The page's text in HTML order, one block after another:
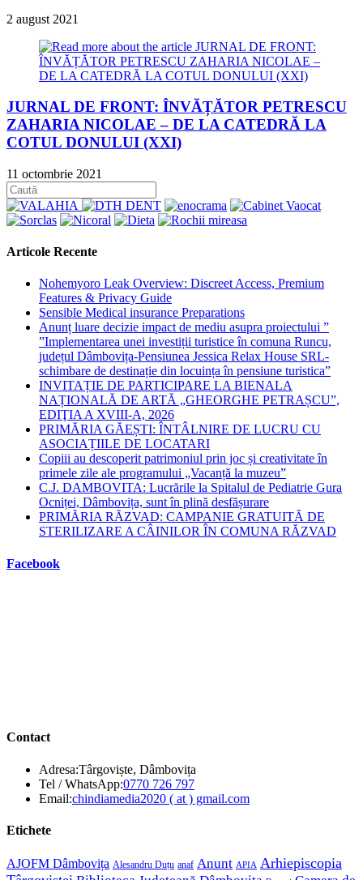
2 august 2021
JURNAL DE FRONT: ÎNVĂȚĂTOR PETRESCU
ZAHARIA NICOLAE – DE LA CATEDRĂ LA
COTUL DONULUI (XXI)
11 octombrie 2021
Articole Recente
Nohemyoro Leak Overview: Discreet Access, Premium
Features & Privacy Guide
Sensible Medical insurance Preparations
Anunț luare decizie impact de mediu asupra proiectului ”
”Implementarea unei investiții turistice în comuna Runcu,
județul Dâmbovița-Pensiunea Jessica Relax House SRL-
schimbare de destinație din locuința în pensiune turistica”
INVITAȚIE DE PARTICIPARE LA BIENALA
NAȚIONALĂ DE ARTĂ „GHEORGHE PETRAȘCU”,
EDIŢIA A XVIII-A, 2026
PRIMĂRIA GĂEȘTI: ÎNTÂLNIRE DE LUCRU CU
ASOCIAȚIILE DE LOCATARI
Copiii au descoperit patrimoniul prin joc și creativitate în
primele zile ale programului „Vacanță la muzeu”
C.J. DAMBOVITA: Lucrările la Spitalul de Pediatrie Gura
Ocniței, Dâmbovița, sunt în plină desfășurare
PRIMĂRIA RĂZVAD: CAMPANIE GRATUITĂ DE
STERILIZARE A CÂINILOR ÎN COMUNA RĂZVAD
Facebook
Contact
Adresa:Târgoviște, Dâmbovița
Tel / WhatsApp:0770 726 797Opens
in
Email:chindiamedia2020 ( at ) gmail.comOpens
Etichete
AJOFM Dâmbovița Alesandru Duțu anaf Anunt APIA Arhiepiscopia